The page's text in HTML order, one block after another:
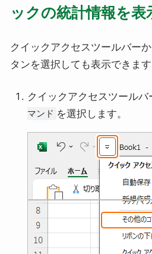
ックの統計情報を表
クイックアクセスツールバー
タンを選択しても表示できます
クイックアクセスツールバ
マンド を選択します。